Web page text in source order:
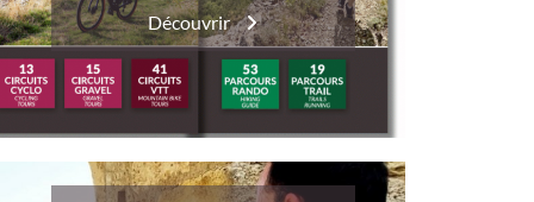
Découvrir